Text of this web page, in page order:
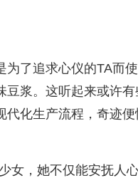
了追求心仪的TA而
浆。这听起来或许
化生产流程，奇迹便
女，她不仅能安抚人